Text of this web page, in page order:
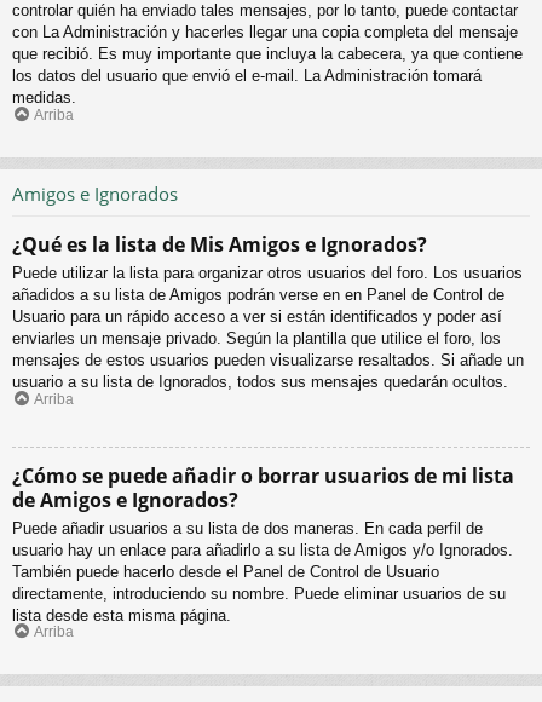
controlar quién ha enviado tales mensajes, por lo tanto, puede contactar
con La Administración y hacerles llegar una copia completa del mensaje
que recibió. Es muy importante que incluya la cabecera, ya que contiene
los datos del usuario que envió el e-mail. La Administración tomará
medidas.
Arriba
Amigos e Ignorados
¿Qué es la lista de Mis Amigos e Ignorados?
Puede utilizar la lista para organizar otros usuarios del foro. Los usuarios
añadidos a su lista de Amigos podrán verse en en Panel de Control de
Usuario para un rápido acceso a ver si están identificados y poder así
enviarles un mensaje privado. Según la plantilla que utilice el foro, los
mensajes de estos usuarios pueden visualizarse resaltados. Si añade un
usuario a su lista de Ignorados, todos sus mensajes quedarán ocultos.
Arriba
¿Cómo se puede añadir o borrar usuarios de mi lista
de Amigos e Ignorados?
Puede añadir usuarios a su lista de dos maneras. En cada perfil de
usuario hay un enlace para añadirlo a su lista de Amigos y/o Ignorados.
También puede hacerlo desde el Panel de Control de Usuario
directamente, introduciendo su nombre. Puede eliminar usuarios de su
lista desde esta misma página.
Arriba